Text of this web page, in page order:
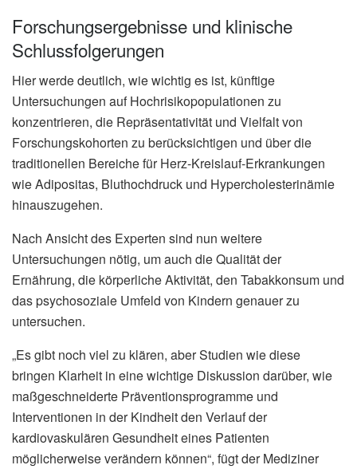
Forschungsergebnisse und klinische
Schlussfolgerungen
Hier werde deutlich, wie wichtig es ist, künftige
Untersuchungen auf Hochrisikopopulationen zu
konzentrieren, die Repräsentativität und Vielfalt von
Forschungskohorten zu berücksichtigen und über die
traditionellen Bereiche für Herz-Kreislauf-Erkrankungen
wie Adipositas, Bluthochdruck und Hypercholesterinämie
hinauszugehen.
Nach Ansicht des Experten sind nun weitere
Untersuchungen nötig, um auch die Qualität der
Ernährung, die körperliche Aktivität, den Tabakkonsum und
das psychosoziale Umfeld von Kindern genauer zu
untersuchen.
„Es gibt noch viel zu klären, aber Studien wie diese
bringen Klarheit in eine wichtige Diskussion darüber, wie
maßgeschneiderte Präventionsprogramme und
Interventionen in der Kindheit den Verlauf der
kardiovaskulären Gesundheit eines Patienten
möglicherweise verändern können“, fügt der Mediziner